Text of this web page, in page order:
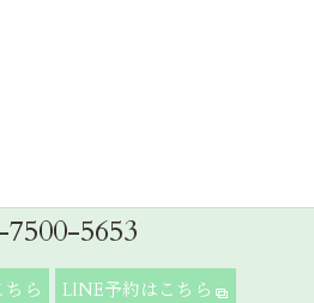
7500-5653
ちら LINE予約はこちら